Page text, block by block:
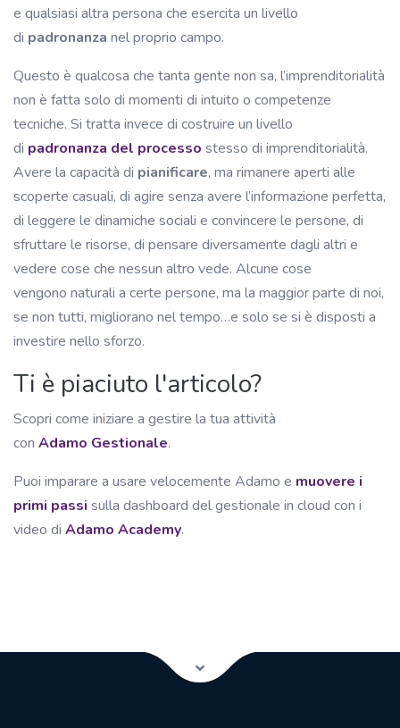
e qualsiasi altra persona che esercita un livello
di padronanza nel proprio campo.
Questo è qualcosa che tanta gente non sa, l’imprenditorialità
non è fatta solo di momenti di intuito o competenze
tecniche. Si tratta invece di costruire un livello
di padronanza del processo stesso di imprenditorialità.
Avere la capacità di pianificare, ma rimanere aperti alle
scoperte casuali, di agire senza avere l’informazione perfetta,
di leggere le dinamiche sociali e convincere le persone, di
sfruttare le risorse, di pensare diversamente dagli altri e
vedere cose che nessun altro vede. Alcune cose
vengono naturali a certe persone, ma la maggior parte di noi,
se non tutti, migliorano nel tempo…e solo se si è disposti a
investire nello sforzo.
Ti è piaciuto l'articolo?
Scopri come iniziare a gestire la tua attività
con Adamo Gestionale.
Puoi imparare a usare velocemente Adamo e muovere i
primi passi sulla dashboard del gestionale in cloud con i
video di Adamo Academy.